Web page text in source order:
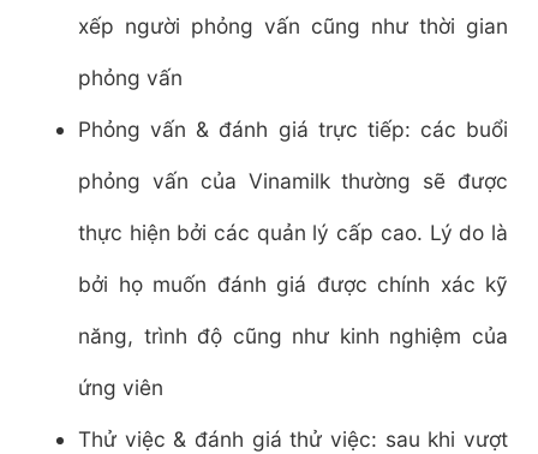
xếp người phỏng vấn cũng như thời gian
phỏng vấn
Phỏng vấn & đánh giá trực tiếp: các buổi
phỏng vấn của Vinamilk thường sẽ được
thực hiện bởi các quản lý cấp cao. Lý do là
bởi họ muốn đánh giá được chính xác kỹ
năng, trình độ cũng như kinh nghiệm của
ứng viên
Thử việc & đánh giá thử việc: sau khi vượt